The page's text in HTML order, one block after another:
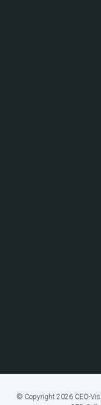
© Copyright 2026 CEO-